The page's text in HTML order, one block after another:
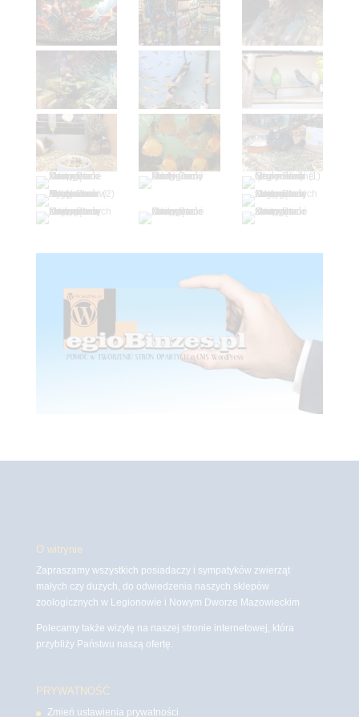
O witrynie
Zapraszamy wszystkich posiadaczy i sympatyków zwierząt
małych czy dużych, do odwiedzenia naszych sklepów
zoologicznych w Legionowie i Nowym Dworze Mazowieckim
Polecamy także wizytę na naszej stronie internetowej, która
przybliży Państwu naszą ofertę.
PRYWATNOŚĆ
Zmień ustawienia prywatności